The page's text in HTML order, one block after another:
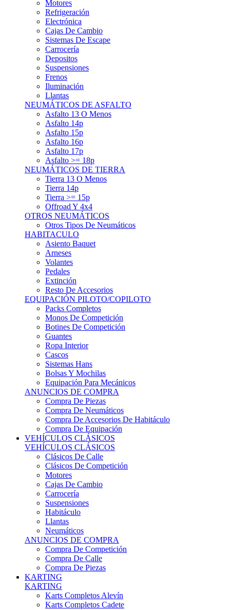
Motores
Refrigeración
Electrónica
Cajas De Cambio
Sistemas De Escape
Carrocería
Depositos
Suspensiones
Frenos
Iluminación
Llantas
NEUMÁTICOS DE ASFALTO
Asfalto 13 O Menos
Asfalto 14p
Asfalto 15p
Asfalto 16p
Asfalto 17p
Asfalto >= 18p
NEUMÁTICOS DE TIERRA
Tierra 13 O Menos
Tierra 14p
Tierra >= 15p
Offroad Y 4x4
OTROS NEUMÁTICOS
Otros Tipos De Neumáticos
HABITACULO
Asiento Baquet
Arneses
Volantes
Pedales
Extinción
Resto De Accesorios
EQUIPACIÓN PILOTO/COPILOTO
Packs Completos
Monos De Competición
Botines De Competición
Guantes
Ropa Interior
Cascos
Sistemas Hans
Bolsas Y Mochilas
Equipación Para Mecánicos
ANUNCIOS DE COMPRA
Compra De Piezas
Compra De Neumáticos
Compra De Accesorios De Habitáculo
Compra De Equipación
VEHÍCULOS CLÁSICOS
VEHÍCULOS CLÁSICOS
Clásicos De Calle
Clásicos De Competición
Motores
Cajas De Cambio
Carrocería
Suspensiones
Habitáculo
Llantas
Neumáticos
ANUNCIOS DE COMPRA
Compra De Competición
Compra De Calle
Compra De Piezas
KARTING
KARTING
Karts Completos Alevín
Karts Completos Cadete